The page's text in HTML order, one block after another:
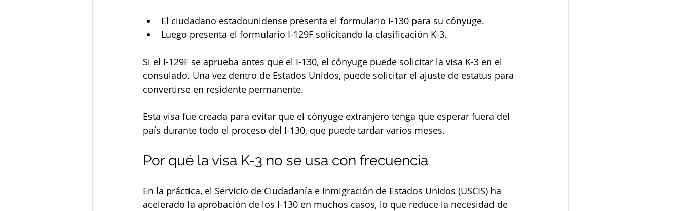
El ciudadano estadounidense presenta el formulario I-130 para su cónyuge.
Luego presenta el formulario I-129F solicitando la clasificación K-3.
Si el I-129F se aprueba antes que el I-130, el cónyuge puede solicitar la visa K-3 en el
consulado. Una vez dentro de Estados Unidos, puede solicitar el ajuste de estatus para
convertirse en residente permanente.
Esta visa fue creada para evitar que el cónyuge extranjero tenga que esperar fuera del
país durante todo el proceso del I-130, que puede tardar varios meses.
Por qué la visa K-3 no se usa con frecuencia
En la práctica, el Servicio de Ciudadanía e Inmigración de Estados Unidos (USCIS) ha
acelerado la aprobación de los I-130 en muchos casos, lo que reduce la necesidad de